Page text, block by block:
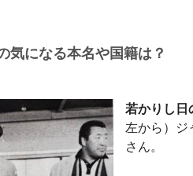
気になる本名や国籍は？
若かりし日
左から）ジ
さん。